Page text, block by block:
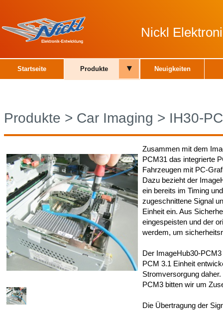
Nickl
Startseite Produkte ▾ Neuigkeiten
Produkte > Car Imaging > IH30-
Zusammen mit dem
PCM31 das integrierte
Fahrzeugen mit PC-
Dazu bezieht der
ein bereits im Timing
zugeschnittene Signal
Einheit ein. Aus
eingespeisten und der
werdem, um
Der ImageHub30-
PCM 3.1 Einheit
Stromversorgung
PCM3 bitten wir um
Die Übertragung der